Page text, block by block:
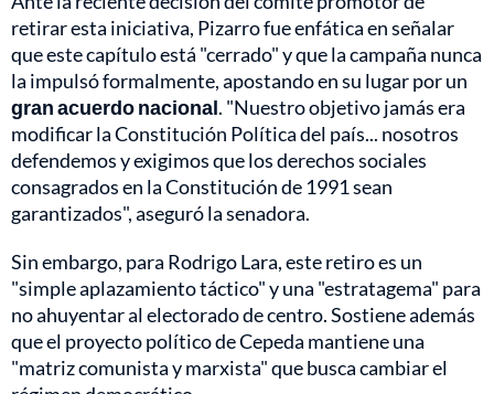
retirar esta iniciativa, Pizarro fue enfática en señalar
que este capítulo está "cerrado" y que la campaña nunca
la impulsó formalmente, apostando en su lugar por un
gran acuerdo nacional. "Nuestro objetivo jamás era
modificar la Constitución Política del país... nosotros
defendemos y exigimos que los derechos sociales
consagrados en la Constitución de 1991 sean
garantizados", aseguró la senadora.
Sin embargo, para Rodrigo Lara, este retiro es un
"simple aplazamiento táctico" y una "estratagema" para
no ahuyentar al electorado de centro. Sostiene además
que el proyecto político de Cepeda mantiene una
"matriz comunista y marxista" que busca cambiar el